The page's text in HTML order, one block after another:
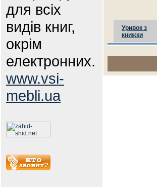
для всіх
видів книг,
окрім
електронних.
www.vsi-
mebli.ua
Уривок з
книжки